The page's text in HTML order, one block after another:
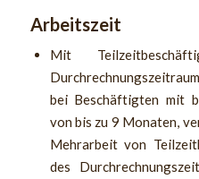
Arbeitszeit
Mit
bei Beschäftigten mit
von bis zu 9 Monaten,
Mehrarbeit von
des